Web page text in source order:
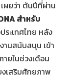
เผยว่า ต้นปีที่ผ่าน
สำหรับ
ะเทศไทย หลัง
านสนับสนุน เข้า
ภายในช่วงเดือน
เสริมศักยภาพ